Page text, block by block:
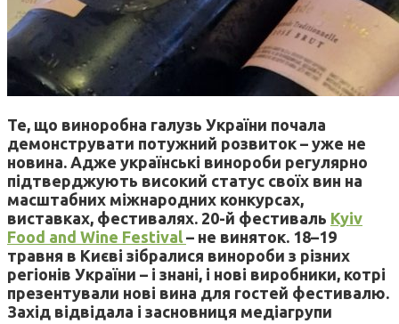
Те, що виноробна галузь України почала
демонструвати потужний розвиток – уже не
новина. Адже українські винороби регулярно
підтверджують високий статус своїх вин на
масштабних міжнародних конкурсах,
виставках, фестивалях. 20-й фестиваль Kyiv
Food and Wine Festival – не виняток. 18–19
травня в Києві зібралися винороби з різних
регіонів України – і знані, і нові виробники, котрі
презентували нові вина для гостей фестивалю.
Захід відвідала і засновниця медіагрупи